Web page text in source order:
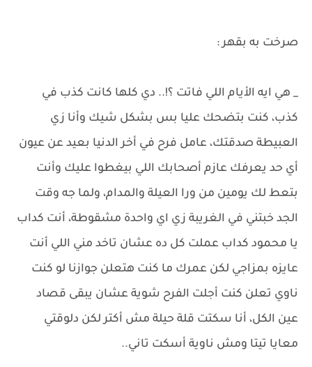
صرخت به بقهر :
_ هي ايه الأيام اللي فاتت ؟!.. دي كلها كانت كذب في
كذب، كنت بتضحك عليا بس بشكل شيك وأنا زي
العبيطة صدقتك، عامل فرح في أخر الدنيا بعيد عن عيون
أي حد يعرفك عازم أصحابك اللي بيغطوا عليك وأنت
بتعط لك يومين من ورا العيلة والمدام، ولما جه وقت
الجد خبتني في الغريبة زي اي واحدة مشقوطة، أنت كداب
يا محمود كداب عملت كل ده عشان تاخد مني اللي أنت
عايزه بمزاجي لكن عمرك ما كنت هتعلن جوازنا لو كنت
ناوي تعلن كنت أجلت الفرح شوية عشان يبقى قصاد
عين الكل، أنا سكتت قلة حيلة مش أكتر لكن دلوقتي
معايا تيتا ومش ناوية أسكت تاني..